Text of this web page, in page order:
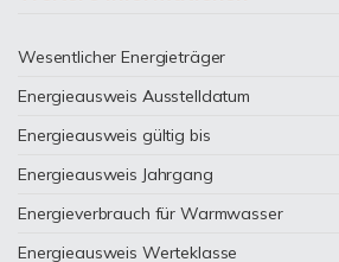
Wesentlicher Energieträger
Energieausweis Ausstelldatum
Energieausweis gültig bis
Energieausweis Jahrgang
Energieverbrauch für Warmwasser
Energieausweis Werteklasse